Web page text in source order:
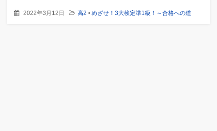
2022年3月12日 高2 • めざせ！3大検定準1級！～合格への道